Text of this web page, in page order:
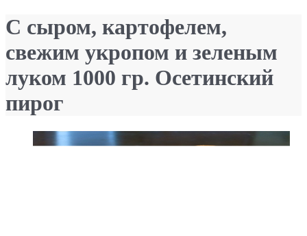
С сыром, картофелем,
свежим укропом и зеленым
луком 1000 гр. Осетинский
пирог